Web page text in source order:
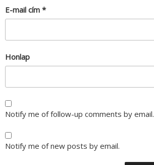
E-mail cím *
Honlap
Notify me of follow-up comments by email.
Notify me of new posts by email.